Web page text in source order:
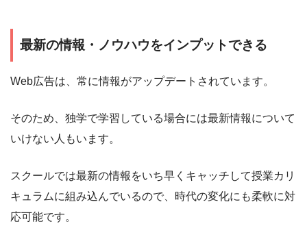
最新の情報・ノウハウをインプットできる
Web広告は、常に情報がアップデートされています。
そのため、独学で学習している場合には最新情報について
いけない人もいます。
スクールでは最新の情報をいち早くキャッチして授業カリ
キュラムに組み込んでいるので、時代の変化にも柔軟に対
応可能です。